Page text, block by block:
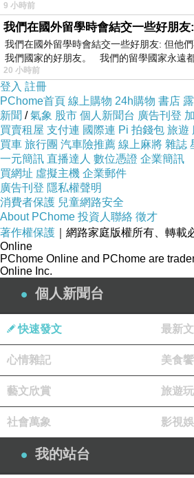
uni2019
2026-06-25 19:54:18
夠「靜」的。笑
版主回應
早安，呵呵呵
2026-06-26 10:06:17
看更多回應
9 小時前
我們在國外留學時會結交一些好朋友: 但他
我們國家的好朋友。 我們的留學國家永遠
20 小時前
登入 註冊
PChome首頁 線上購物 24h購物 書店
新聞 /氣象 股市 個人新聞台 廣告刊登
買賣租屋 支付連 國際連 Pi 拍錢包 旅遊
買車 旅行團 汽車險推薦 線上麻將 雜誌
一元簡訊 直播達人 數位憑證 企業簡訊
買網址 虛擬主機 企業郵件
廣告刊登 隱私權聲明
消費者保護 兒童網路安全
About PChome 投資人聯絡 徵才
著作權保護 ｜網路家庭版權所有、轉載
Online
PChome Online and PChome are
Online Inc.
個人新聞台
快速發文 最新
心情雜記 美食
藝文欣賞 旅遊
社會萬象 影視
我的站台